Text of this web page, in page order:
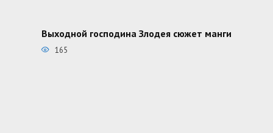
Выходной господина Злодея сюжет манги
165